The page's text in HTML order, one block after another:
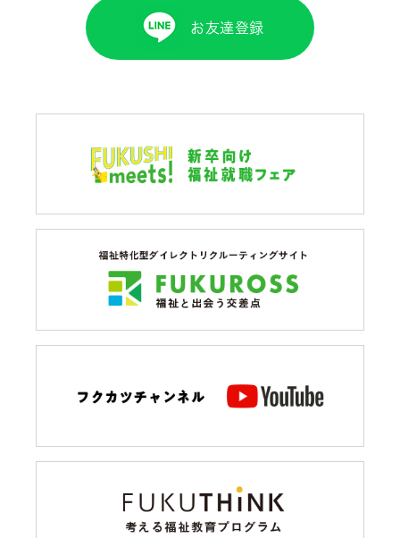
お友達登録